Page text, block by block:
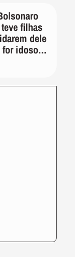
filhas
dele
idoso: